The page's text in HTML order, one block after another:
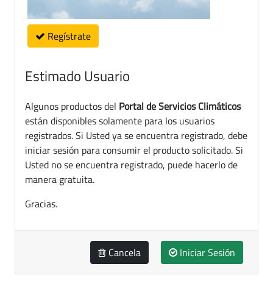
Regístrate
Estimado Usuario
Algunos productos del Portal de Servicios Climáticos
están disponibles solamente para los usuarios
registrados. Si Usted ya se encuentra registrado, debe
iniciar sesión para consumir el producto solicitado. Si
Usted no se encuentra registrado, puede hacerlo de
manera gratuita.
Gracias.
Cancela Iniciar Sesión